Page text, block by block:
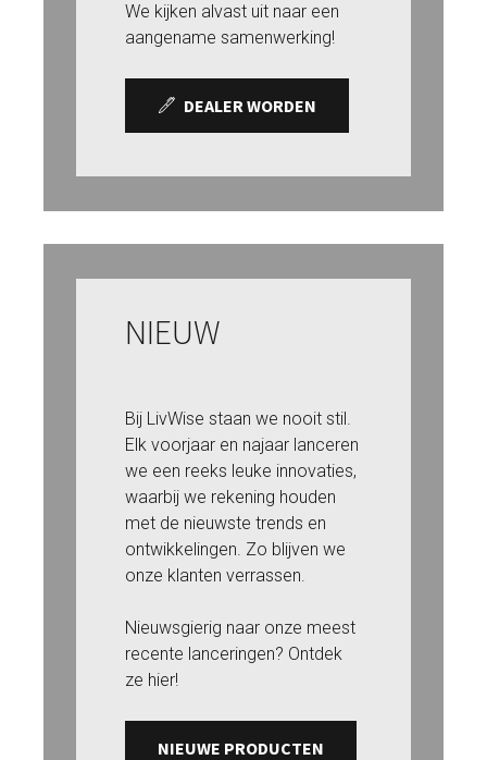
We kijken alvast uit naar een
aangename samenwerking!
DEALER WORDEN
NIEUW
Bij LivWise staan we nooit stil.
Elk voorjaar en najaar lanceren
we een reeks leuke innovaties,
waarbij we rekening houden
met de nieuwste trends en
ontwikkelingen. Zo blijven we
onze klanten verrassen.
Nieuwsgierig naar onze meest
recente lanceringen? Ontdek
ze hier!
NIEUWE PRODUCTEN